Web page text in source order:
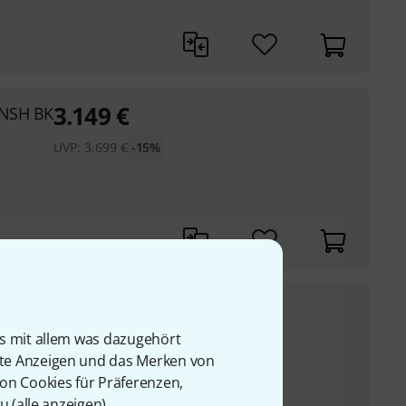
mit allem was dazugehört
Anzeigen und das Merken von
Cookies für Präferenzen,
BK3.149€
UVP: 3.699 € -15%
UVP:4.199